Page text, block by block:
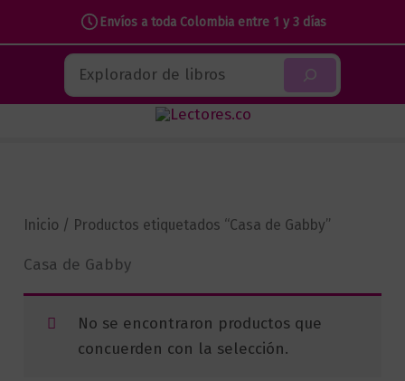
Envíos a toda Colombia entre 1 y 3 días
contenido
Buscar
Inicio / Productos etiquetados “Casa de Gabby”
Casa de Gabby
No se encontraron productos que
concuerden con la selección.